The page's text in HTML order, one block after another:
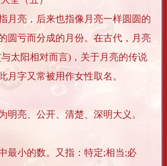
月亮，后来也指像月亮一样圆圆的
圆亏而分成的月份。在古代，月亮
太阳相对而言)，关于月亮的传说
月字又常被用作女性取名。
明亮、公开、清楚、深明大义。
最小的数。又指：特定;相当;必